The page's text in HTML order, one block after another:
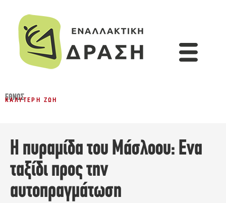
ΈΘΝΟΣ
ΚΑΛΎΤΕΡΗ ΖΩΉ
Η πυραμίδα του Μάσλοου: Ενα
ταξίδι προς την
αυτοπραγμάτωση